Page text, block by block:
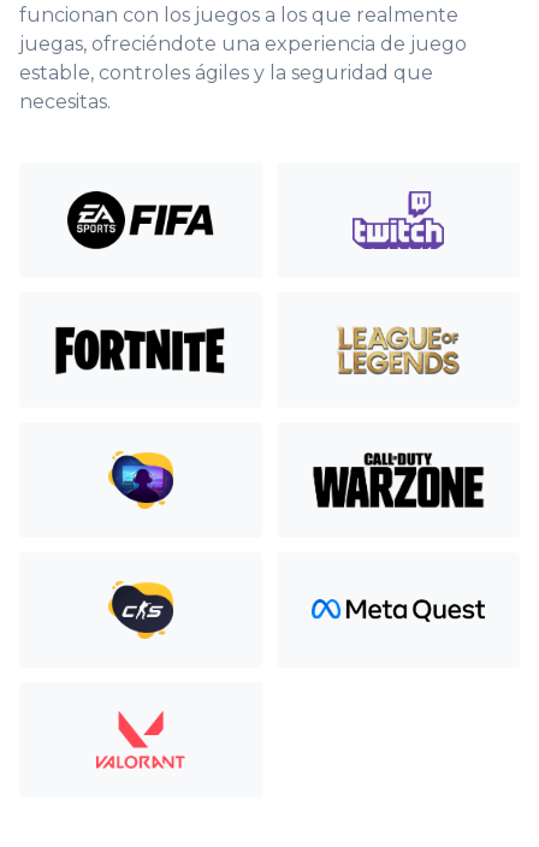
funcionan con los juegos a los que realmente
juegas, ofreciéndote una experiencia de juego
estable, controles ágiles y la seguridad que
necesitas.